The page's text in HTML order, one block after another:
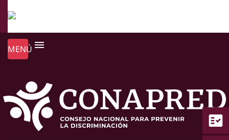
MENÚ menu
fact_check